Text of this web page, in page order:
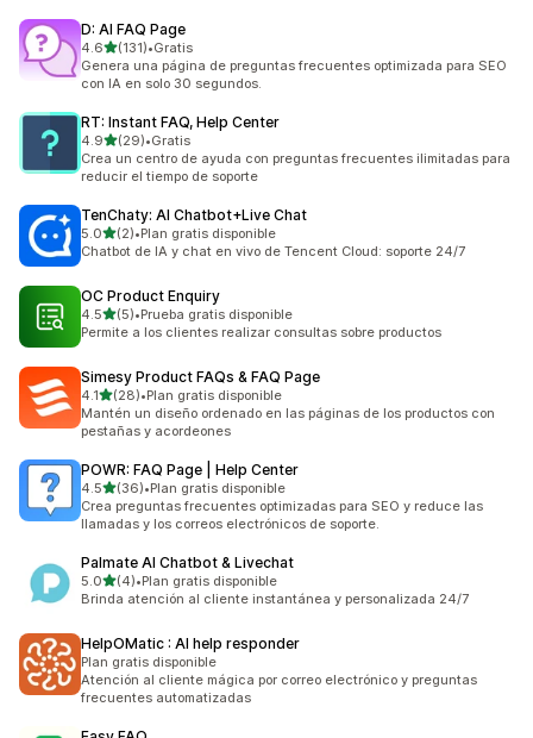
D: AI FAQ Page
4.6de 5 estrellas
(131)
131 reseñas en total
•Gratis
Genera una página de preguntas frecuentes optimizada para SEO
con IA en solo 30 segundos.
RT: Instant FAQ, Help Center
4.9de 5 estrellas
(29)
29 reseñas en total
•Gratis
Crea un centro de ayuda con preguntas frecuentes ilimitadas para
reducir el tiempo de soporte
TenChaty: AI Chatbot+Live Chat
5.0de 5 estrellas
(2)
2 reseñas en total
•Plan gratis disponible
Chatbot de IA y chat en vivo de Tencent Cloud: soporte 24/7
OC Product Enquiry
4.5de 5 estrellas
(5)
5 reseñas en total
•Prueba gratis disponible
Permite a los clientes realizar consultas sobre productos
Simesy Product FAQs & FAQ Page
4.1de 5 estrellas
(28)
28 reseñas en total
•Plan gratis disponible
Mantén un diseño ordenado en las páginas de los productos con
pestañas y acordeones
POWR: FAQ Page | Help Center
4.5de 5 estrellas
(36)
36 reseñas en total
•Plan gratis disponible
Crea preguntas frecuentes optimizadas para SEO y reduce las
llamadas y los correos electrónicos de soporte.
Palmate AI Chatbot & Livechat
5.0de 5 estrellas
(4)
4 reseñas en total
•Plan gratis disponible
Brinda atención al cliente instantánea y personalizada 24/7
HelpOMatic : AI help responder
Plan gratis disponible
Atención al cliente mágica por correo electrónico y preguntas
frecuentes automatizadas